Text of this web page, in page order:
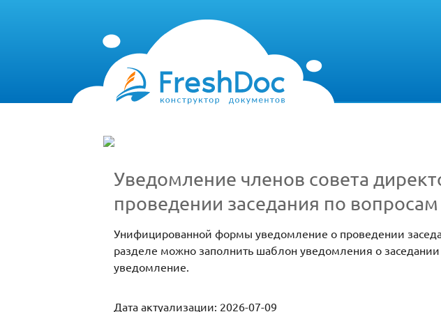
Уведомление членов совета
проведении заседания по
Унифицированной формы уведомление о проведении
разделе можно заполнить шаблон уведомления о заседании
уведомление.
Дата актуализации: 2026-07-09